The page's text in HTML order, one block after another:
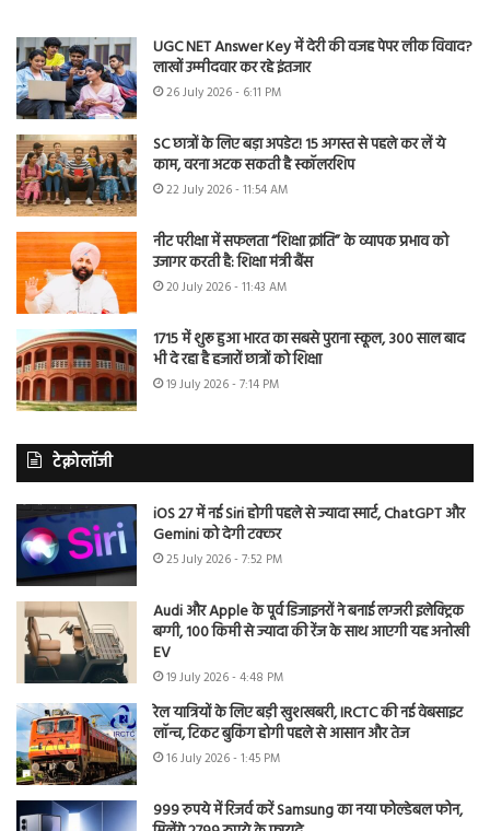
UGC NET Answer Key में देरी की वजह पेपर लीक विवाद?
लाखों उम्मीदवार कर रहे इंतजार
26 July 2026 - 6:11 PM
SC छात्रों के लिए बड़ा अपडेट! 15 अगस्त से पहले कर लें ये
काम, वरना अटक सकती है स्कॉलरशिप
22 July 2026 - 11:54 AM
नीट परीक्षा में सफलता “शिक्षा क्रांति” के व्यापक प्रभाव को
उजागर करती है: शिक्षा मंत्री बैंस
20 July 2026 - 11:43 AM
1715 में शुरू हुआ भारत का सबसे पुराना स्कूल, 300 साल बाद
भी दे रहा है हजारों छात्रों को शिक्षा
19 July 2026 - 7:14 PM
टेक्नोलॉजी
iOS 27 में नई Siri होगी पहले से ज्यादा स्मार्ट, ChatGPT और
Gemini को देगी टक्कर
25 July 2026 - 7:52 PM
Audi और Apple के पूर्व डिजाइनरों ने बनाई लग्जरी इलेक्ट्रिक
बग्गी, 100 किमी से ज्यादा की रेंज के साथ आएगी यह अनोखी
EV
19 July 2026 - 4:48 PM
रेल यात्रियों के लिए बड़ी खुशखबरी, IRCTC की नई वेबसाइट
लॉन्च, टिकट बुकिंग होगी पहले से आसान और तेज
16 July 2026 - 1:45 PM
999 रुपये में रिजर्व करें Samsung का नया फोल्डेबल फोन,